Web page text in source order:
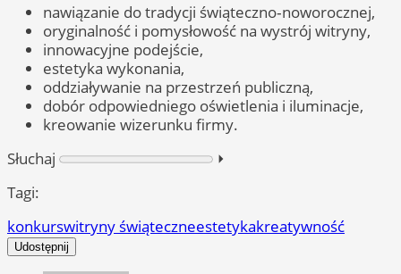
nawiązanie do tradycji świąteczno‑noworocznej,
oryginalność i pomysłowość na wystrój witryny,
innowacyjne podejście,
estetyka wykonania,
oddziaływanie na przestrzeń publiczną,
dobór odpowiedniego oświetlenia i iluminacje,
kreowanie wizerunku firmy.
Słuchaj
⏵︎
Tagi:
konkurswitryny świąteczneestetykakreatywność
Udostępnij